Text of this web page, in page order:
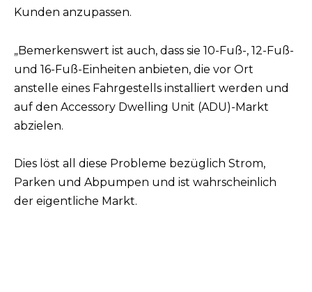
Kunden anzupassen.
„Bemerkenswert ist auch, dass sie 10-Fuß-, 12-Fuß-
und 16-Fuß-Einheiten anbieten, die vor Ort
anstelle eines Fahrgestells installiert werden und
auf den Accessory Dwelling Unit (ADU)-Markt
abzielen.
Dies löst all diese Probleme bezüglich Strom,
Parken und Abpumpen und ist wahrscheinlich
der eigentliche Markt.